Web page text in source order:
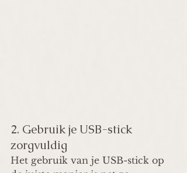
2. Gebruik je USB-stick
zorgvuldig
Het gebruik van je USB-stick op